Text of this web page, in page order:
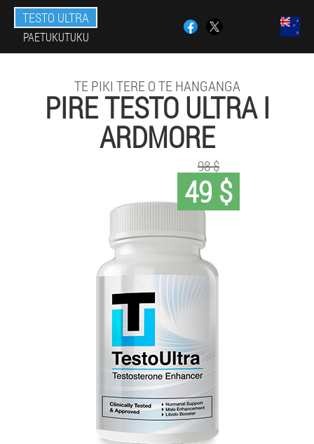
TESTO ULTRA
PAETUKUTUKU
TE PIKI TERE O TE HANGANGA
PIRE TESTO ULTRA I
ARDMORE
49 $
98 $